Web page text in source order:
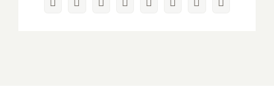
Facebook
X RedditLinkedInWhatsApp
Pinterest
Vk
E-